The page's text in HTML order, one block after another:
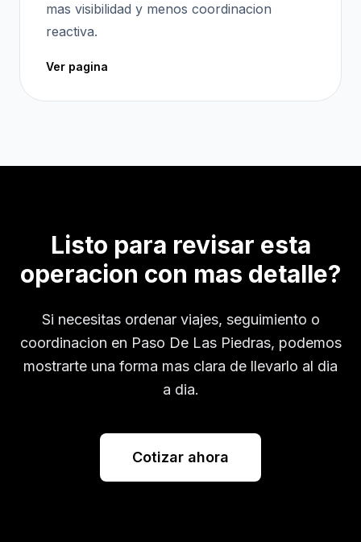
mas visibilidad y menos coordinacion
reactiva.
Ver pagina
Listo para revisar esta
operacion con mas detalle?
Si necesitas ordenar viajes, seguimiento o
coordinacion en Paso De Las Piedras, podemos
mostrarte una forma mas clara de llevarlo al dia
a dia.
Cotizar ahora